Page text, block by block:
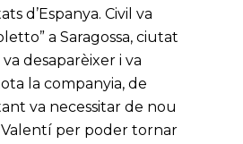
d’Espanya. Civil va
a Saragossa, ciutat
desaparèixer i va
la companyia, de
va necessitar de nou
Valentí per poder tornar